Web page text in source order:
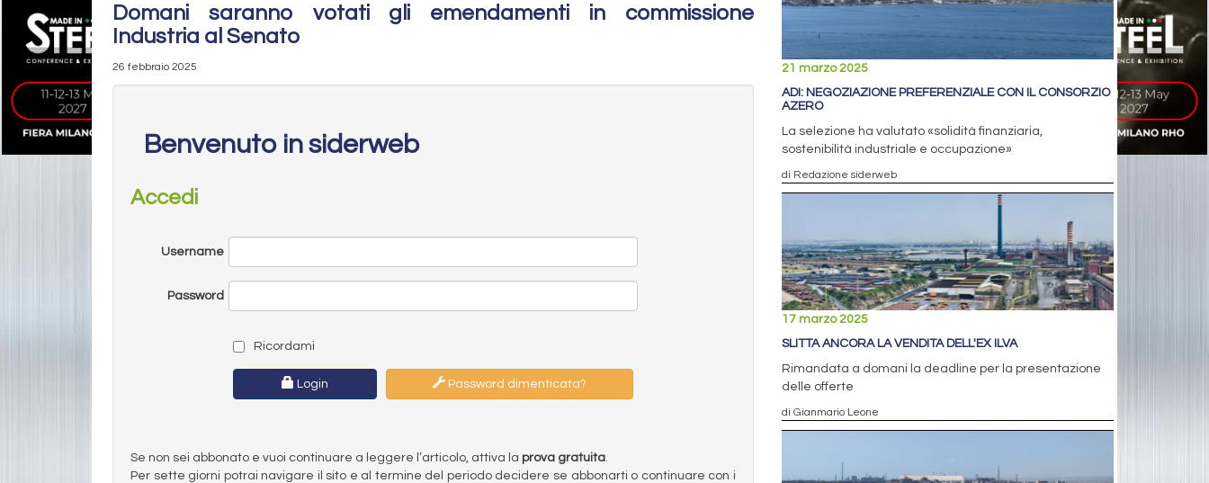
Domani saranno votati gli emendamenti in commissione
Industria al Senato
26 febbraio 2025
Benvenuto in siderweb
Accedi
Username
Password
Ricordami
Login Password dimenticata?
Se non sei abbonato e vuoi continuare a leggere l’articolo, attiva la prova gratuita.
Per sette giorni potrai navigare il sito e al termine del periodo decidere se abbonarti o continuare con i
21 marzo 2025
ADI: NEGOZIAZIONE PREFERENZIALE CON IL CONSORZIO
AZERO
La selezione ha valutato «solidità finanziaria,
sostenibilità industriale e occupazione»
di Redazione siderweb
17 marzo 2025
SLITTA ANCORA LA VENDITA DELL'EX ILVA
Rimandata a domani la deadline per la presentazione
delle offerte
di Gianmario Leone